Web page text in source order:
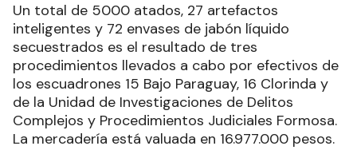
Un total de 5000 atados, 27 artefactos
inteligentes y 72 envases de jabón líquido
secuestrados es el resultado de tres
procedimientos llevados a cabo por efectivos de
los escuadrones 15 Bajo Paraguay, 16 Clorinda y
de la Unidad de Investigaciones de Delitos
Complejos y Procedimientos Judiciales Formosa.
La mercadería está valuada en 16.977.000 pesos.